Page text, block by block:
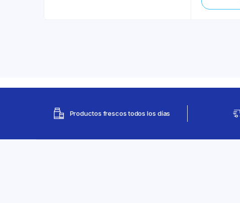
Productos frescos todos los días